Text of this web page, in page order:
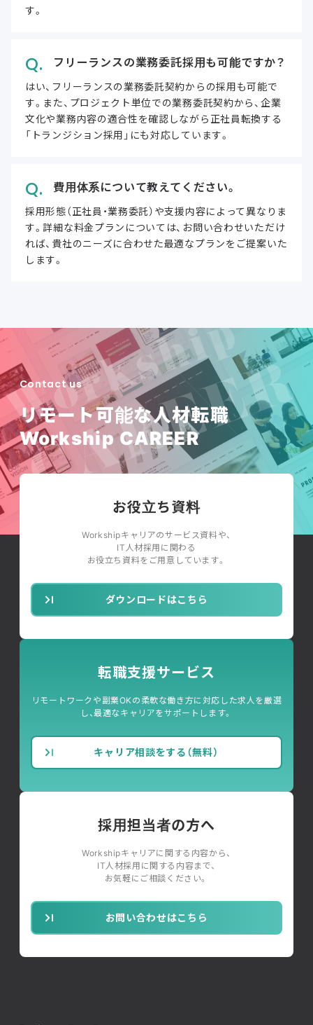
す。
フリーランスの業務委託採用も可能ですか？
はい、フリーランスの業務委託契約からの採用も可能で
す。また、プロジェクト単位での業務委託契約から、企業
文化や業務内容の適合性を確認しながら正社員転換する
「トランジション採用」にも対応しています。
費用体系について教えてください。
採用形態（正社員・業務委託）や支援内容によって異なりま
す。詳細な料金プランについては、お問い合わせいただけ
れば、貴社のニーズに合わせた最適なプランをご提案いた
します。
Contact us
リモート可能な人材転職
Workship CAREER
お役立ち資料
Workshipキャリアのサービス資料や、
IT人材採用に関わる
お役立ち資料をご用意しています。
ダウンロードはこちら
転職支援サービス
リモートワークや副業OKの柔軟な働き方に対応した求人を厳選
し、最適なキャリアをサポートします。
キャリア相談をする（無料）
採用担当者の方へ
Workshipキャリアに関する内容から、
IT人材採用に関する内容まで、
お気軽にご相談ください。
お問い合わせはこちら